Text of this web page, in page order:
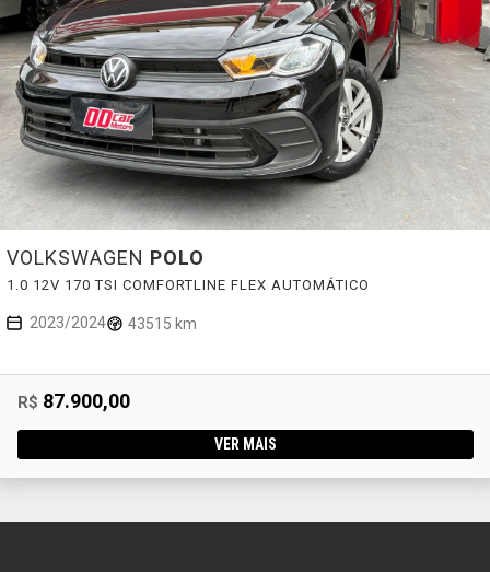
VOLKSWAGEN POLO
1.0 12V 170 TSI COMFORTLINE FLEX AUTOMÁTICO
2023/2024 43515 km
R$ 87.900,00
VER MAIS